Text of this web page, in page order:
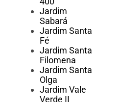
Jardim
Sabará
Jardim Santa
Fé
Jardim Santa
Filomena
Jardim Santa
Olga
Jardim Vale
Verde II